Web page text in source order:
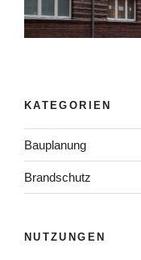
KATEGORIEN
Bauplanung
Brandschutz
NUTZUNGEN